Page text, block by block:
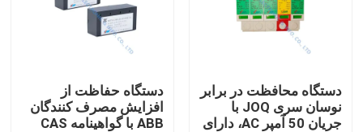
دستگاه محافظت در برابر
نوسان سری JOQ با
جریان 50 آمپر AC، دارای
دستگاه حفاظت از
افزایش مصرف کنندگان
ABB با گواهینامه CAS